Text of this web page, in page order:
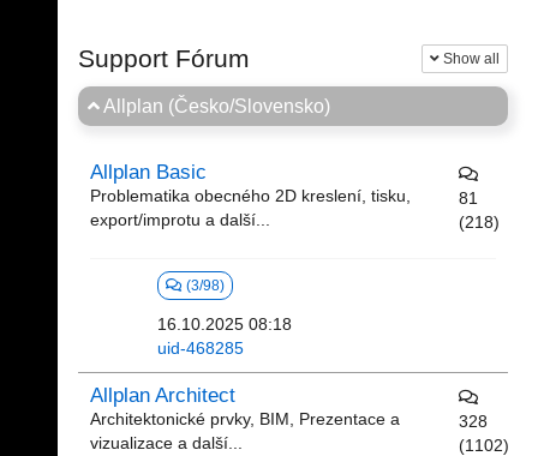
Support Fórum Show all
Allplan (Česko/Slovensko)
Allplan Basic
Problematika obecného 2D kreslení, tisku,
export/improtu a další...
81
(218)
(3/98)
16.10.2025 08:18
uid-468285
Allplan Architect
Architektonické prvky, BIM, Prezentace a
vizualizace a další...
328
(1102)